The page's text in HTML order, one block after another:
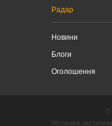
Радар
Новини
Блоги
Оголошення
©
Усі права